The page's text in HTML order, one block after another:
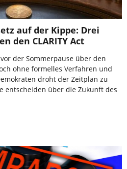
auf der Kippe: Drei
den CLARITY Act
der Sommerpause über den
ohne formelles Verfahren und
droht der Zeitplan zu
entscheiden über die Zukunft des